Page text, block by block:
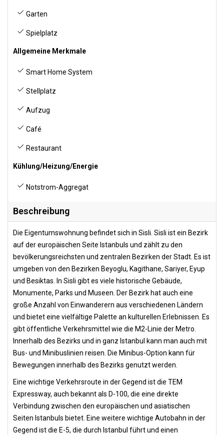
Garten
Spielplatz
Allgemeine Merkmale
Smart Home System
Stellplatz
Aufzug
Café
Restaurant
Kühlung/Heizung/Energie
Notstrom-Aggregat
Beschreibung
Die Eigentumswohnung befindet sich in Sisli. Sisli ist ein Bezirk
auf der europäischen Seite Istanbuls und zählt zu den
bevölkerungsreichsten und zentralen Bezirken der Stadt. Es ist
umgeben von den Bezirken Beyoglu, Kagithane, Sariyer, Eyup
und Besiktas. In Sisli gibt es viele historische Gebäude,
Monumente, Parks und Museen. Der Bezirk hat auch eine
große Anzahl von Einwanderern aus verschiedenen Ländern
und bietet eine vielfältige Palette an kulturellen Erlebnissen. Es
gibt öffentliche Verkehrsmittel wie die M2-Linie der Metro.
Innerhalb des Bezirks und in ganz Istanbul kann man auch mit
Bus- und Minibuslinien reisen. Die Minibus-Option kann für
Bewegungen innerhalb des Bezirks genutzt werden.
Eine wichtige Verkehrsroute in der Gegend ist die TEM
Expressway, auch bekannt als D-100, die eine direkte
Verbindung zwischen den europäischen und asiatischen
Seiten Istanbuls bietet. Eine weitere wichtige Autobahn in der
Gegend ist die E-5, die durch Istanbul führt und einen